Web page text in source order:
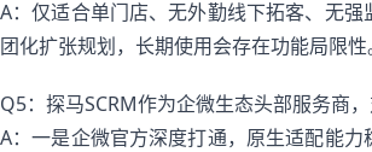
A：仅适合单门店、无外勤线下拓客、无
团化扩张规划，长期使用会存在功能局限性
Q5：探马SCRM作为企微生态头部服务商
A：一是企微官方深度打通，原生适配能